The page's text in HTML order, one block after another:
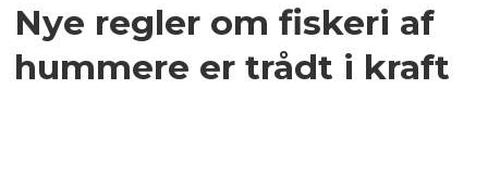
Nye regler om fiskeri af
hummere er trådt i kraft